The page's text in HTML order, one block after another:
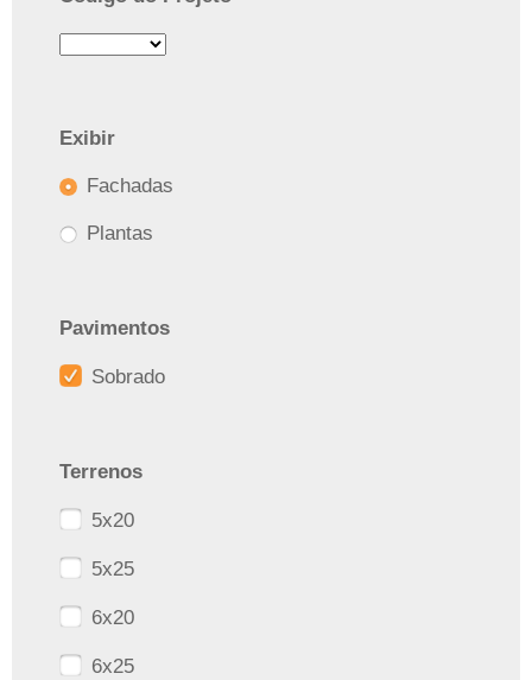
Exibir
Fachadas
Plantas
Pavimentos
Sobrado
Terrenos
5x20
5x25
6x20
6x25